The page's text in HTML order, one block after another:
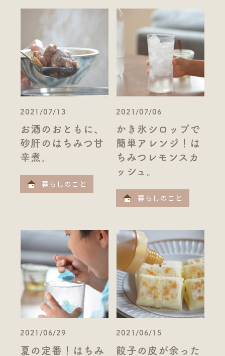
2021/07/13
お酒のおともに、
砂肝のはちみつ甘
辛煮。
暮らしのこと
2021/07/06
かき氷シロップで
簡単アレンジ！は
ちみつレモンスカ
ッシュ。
暮らしのこと
2021/06/29
夏の定番！はちみ
2021/06/15
餃子の皮が余った